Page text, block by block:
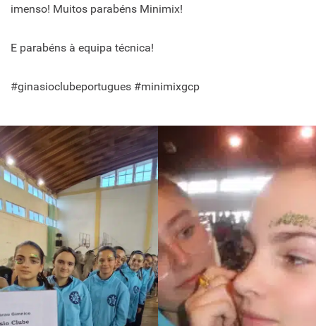
imenso! Muitos parabéns Minimix!
E parabéns à equipa técnica!
#ginasioclubeportugues #minimixgcp